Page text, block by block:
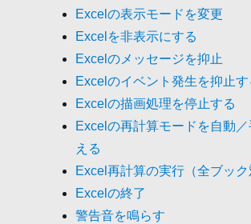
Excelの表示モードを変更
Excelを非表示にする
Excelのメッセージを抑止
Excelのイベント発生を抑止す
Excelの描画処理を停止する
Excelの再計算モードを自動
える
Excel再計算の実行（全ブック
Excelの終了
警告音を鳴らす